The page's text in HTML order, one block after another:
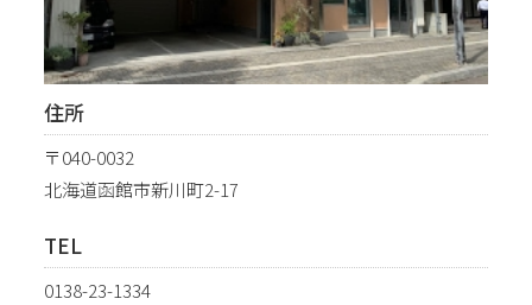
住所
〒040-0032
北海道函館市新川町2-17
TEL
0138-23-1334